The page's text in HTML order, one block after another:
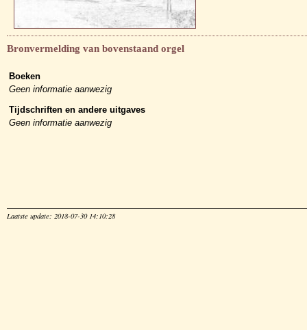
Bronvermelding van bovenstaand orgel
Boeken
Geen informatie aanwezig
Tijdschriften en andere uitgaves
Geen informatie aanwezig
Laatste update: 2018-07-30 14:10:28